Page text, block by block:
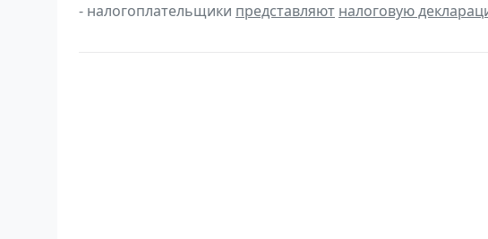
- налогоплательщики представляют налоговую